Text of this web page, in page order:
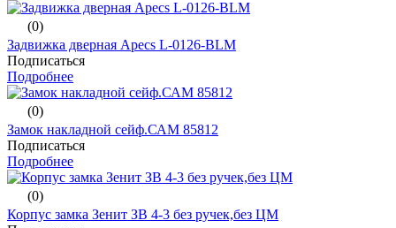
(0)
Задвижка дверная Apecs L-0126-BLM
Подписаться
Подробнее
(0)
Замок накладной сейф.САМ 85812
Подписаться
Подробнее
(0)
Корпус замка Зенит ЗВ 4-3 без ручек,без ЦМ